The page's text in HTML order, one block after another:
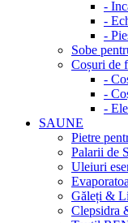
-
-
-
Sobe
Coșuri de
-
-
-
SAUNE
Pietre
Palarii de
Uleiuri
Găleți &
Clepsidra